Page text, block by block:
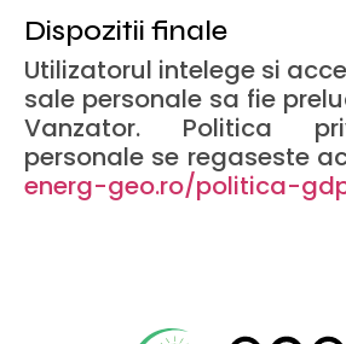
Dispozitii finale
Utilizatorul intelege si
sale personale sa fie
Vanzator. Politica
personale se regaseste
energ-geo.ro/politica-